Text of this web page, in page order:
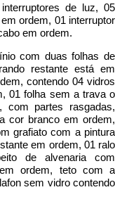
de luz, 05
ordem, 01 interruptor
em ordem.
com duas folhas de
restante está em
contendo 04 vidros
01 folha sem a trava o
com partes rasgadas,
cor branco em ordem,
grafiato com a pintura
em ordem, 01 ralo
de alvenaria com
ordem, teto com a
sem vidro contendo